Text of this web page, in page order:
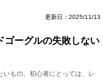
更新日：2025/11/13
ゴーグルの失敗しない
いもの。初心者にとっては、レ